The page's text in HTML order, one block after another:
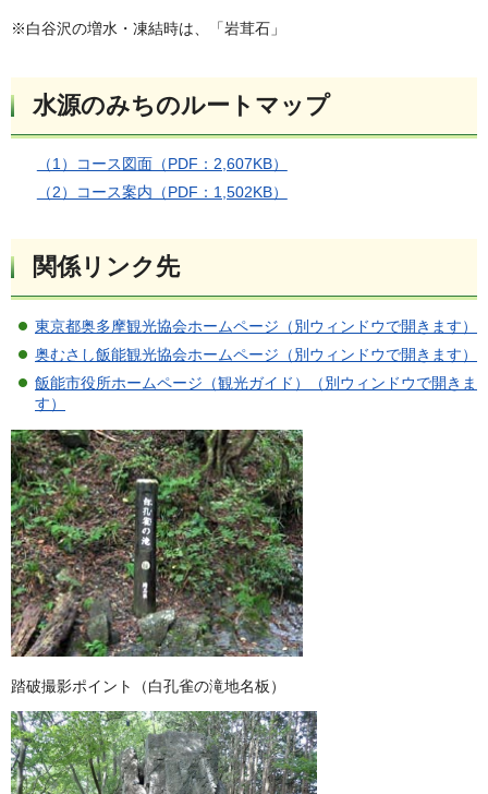
※白谷沢の増水・凍結時は、「岩茸石」
水源のみちのルートマップ
（1）コース図面（PDF：2,607KB）
（2）コース案内（PDF：1,502KB）
関係リンク先
東京都奥多摩観光協会ホームページ（別ウィンドウで開きます）
奥むさし飯能観光協会ホームページ（別ウィンドウで開きます）
飯能市役所ホームページ（観光ガイド）（別ウィンドウで開きま
す）
踏破撮影ポイント（白孔雀の滝地名板）